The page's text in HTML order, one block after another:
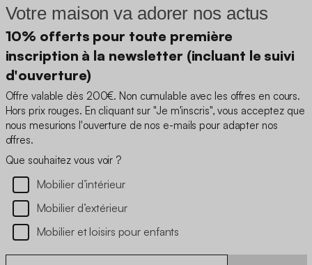
Votre maison va adorer nos actus
10% offerts pour toute première
inscription à la newsletter (incluant le suivi
d'ouverture)
Offre valable dès 200€. Non cumulable avec les offres en cours.
Hors prix rouges. En cliquant sur "Je m'inscris", vous acceptez que
nous mesurions l'ouverture de nos e-mails pour adapter nos
offres.
Que souhaitez vous voir ?
Mobilier d’intérieur
Mobilier d’extérieur
Mobilier et loisirs pour enfants